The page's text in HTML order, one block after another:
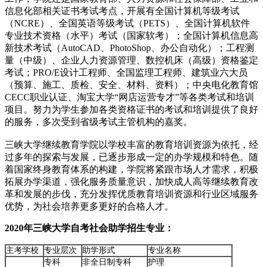
信息化部相关证书考试考点，开展有全国计算机等级考试
（NCRE）、全国英语等级考试（PETS）、全国计算机软件
专业技术资格（水平）考试（国家软考）；全国计算机信息高
新技术考试（AutoCAD、PhotoShop、办公自动化）；工程测
量（中级）、企业人力资源管理、数控机床（高级）资格鉴定
考试；PRO/E设计工程师、全国监理工程师、建筑业六大员
（预算、施工、质检、安全、材料、资料）；中央电化教育馆
CECC职业认证、淘宝大学“网店运营专才”等各类考试和培训
项目。努力为学生参加各类资格证书的考试和培训提供了良好
的服务，多次受到省级考试主管机构的嘉奖。
三峡大学继续教育学院以学校丰富的教育培训资源为依托，经
过多年的探索与发展，已逐步形成一定的办学规模和特色。随
着国家终身教育体系的构建，学院将紧跟市场人才需求，积极
拓展办学渠道，强化服务质量意识，加快成人高等继续教育改
革和发展的步伐，充分发挥优质教育培训资源和行业区域服务
优势，为社会培养更多更好的合格人才。
2020年三峡大学自考社会助学招生专业：
主考学校 专业层次 助学形式 专业名称
专科 非全日制专科 护理